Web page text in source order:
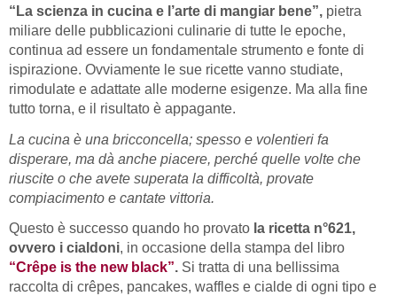
“La scienza in cucina e l’arte di mangiar bene”, pietra
miliare delle pubblicazioni culinarie di tutte le epoche,
continua ad essere un fondamentale strumento e fonte di
ispirazione. Ovviamente le sue ricette vanno studiate,
rimodulate e adattate alle moderne esigenze. Ma alla fine
tutto torna, e il risultato è appagante.
La cucina è una bricconcella; spesso e volentieri fa
disperare, ma dà anche piacere, perché quelle volte che
riuscite o che avete superata la difficoltà, provate
compiacimento e cantate vittoria.
Questo è successo quando ho provato la ricetta n°621,
ovvero i cialdoni, in occasione della stampa del libro
“Crêpe is the new black”. Si tratta di una bellissima
raccolta di crêpes, pancakes, waffles e cialde di ogni tipo e